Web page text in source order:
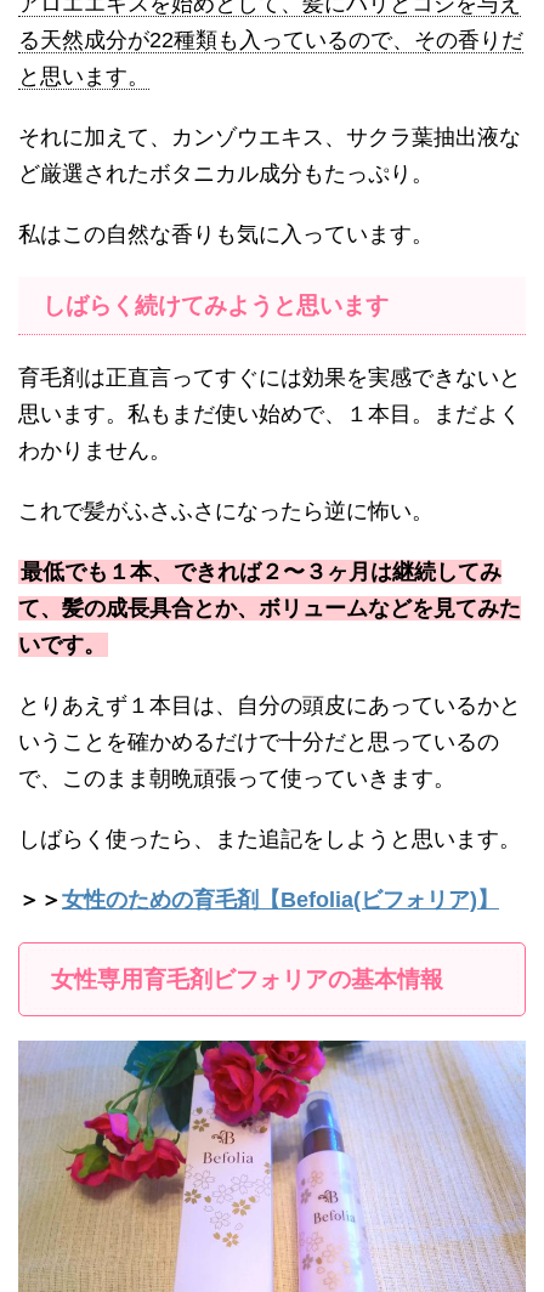
る天然成分が22種類も入っているので、その香りだ
と思います。
それに加えて、カンゾウエキス、サクラ葉抽出液な
ど厳選されたボタニカル成分もたっぷり。
私はこの自然な香りも気に入っています。
しばらく続けてみようと思います
育毛剤は正直言ってすぐには効果を実感できないと
思います。私もまだ使い始めで、１本目。まだよく
わかりません。
これで髪がふさふさになったら逆に怖い。
最低でも１本、できれば２〜３ヶ月は継続してみ
て、髪の成長具合とか、ボリュームなどを見てみた
いです。
とりあえず１本目は、自分の頭皮にあっているかと
いうことを確かめるだけで十分だと思っているの
で、このまま朝晩頑張って使っていきます。
しばらく使ったら、また追記をしようと思います。
＞＞女性のための育毛剤【Befolia(ビフォリア)】
女性専用育毛剤ビフォリアの基本情報